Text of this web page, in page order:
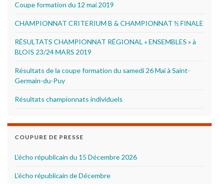
Coupe formation du 12 mai 2019
CHAMPIONNAT CRITERIUM B & CHAMPIONNAT ½ FINALE
RÉSULTATS CHAMPIONNAT RÉGIONAL « ENSEMBLES » à
BLOIS 23/24 MARS 2019
Résultats de la coupe formation du samedi 26 Mai à Saint-
Germain-du-Puy
Résultats championnats individuels
COUPURE DE PRESSE
L’écho républicain du 15 Décembre 2026
L’écho républicain de Décembre